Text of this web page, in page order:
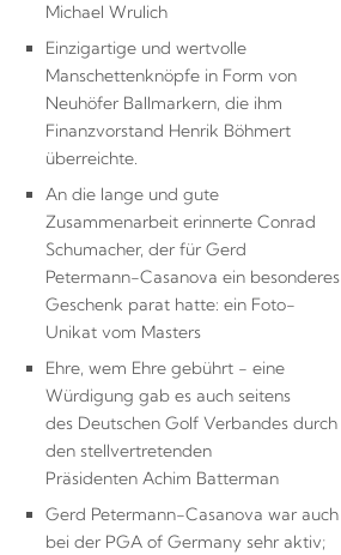
Michael Wrulich
Einzigartige und wertvolle
Manschettenknöpfe in Form von
Neuhöfer Ballmarkern, die ihm
Finanzvorstand Henrik Böhmert
überreichte.
An die lange und gute
Zusammenarbeit erinnerte Conrad
Schumacher, der für Gerd
Petermann-Casanova ein besonderes
Geschenk parat hatte: ein Foto-
Unikat vom Masters
Ehre, wem Ehre gebührt - eine
Würdigung gab es auch seitens
des Deutschen Golf Verbandes durch
den stellvertretenden
Präsidenten Achim Batterman
Gerd Petermann-Casanova war auch
bei der PGA of Germany sehr aktiv;